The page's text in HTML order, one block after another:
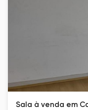
Sala à venda em